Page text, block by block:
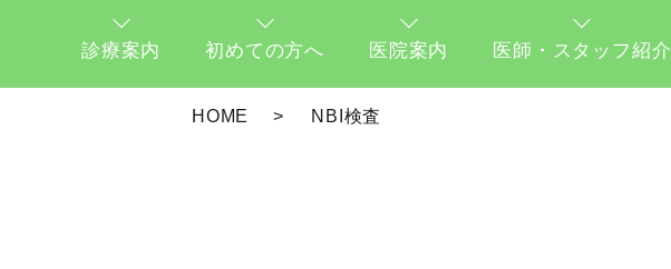
診療案内 初めての方へ 医院案内 医師・スタッフ紹介
HOME NBI検査